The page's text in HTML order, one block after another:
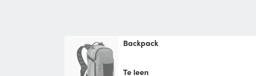
Backpack
Te leen